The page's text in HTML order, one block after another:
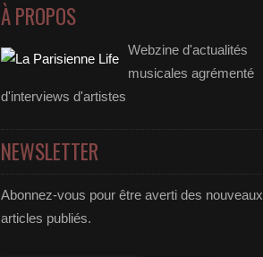
À PROPOS
Webzine d'actualités
musicales agrémenté
d'interviews d'artistes
NEWSLETTER
Abonnez-vous pour être averti des nouveaux
articles publiés.